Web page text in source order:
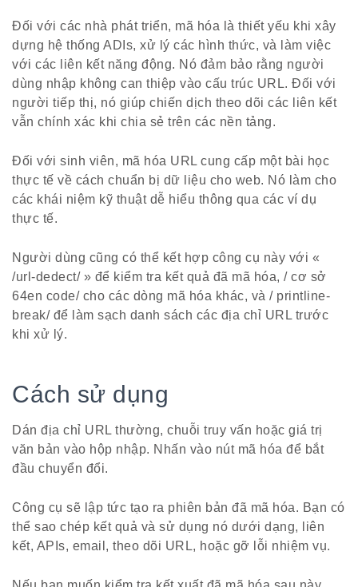
Đối với các nhà phát triển, mã hóa là thiết yếu khi xây
dựng hệ thống ADIs, xử lý các hình thức, và làm việc
với các liên kết năng động. Nó đảm bảo rằng người
dùng nhập không can thiệp vào cấu trúc URL. Đối với
người tiếp thị, nó giúp chiến dịch theo dõi các liên kết
vẫn chính xác khi chia sẻ trên các nền tảng.
Đối với sinh viên, mã hóa URL cung cấp một bài học
thực tế về cách chuẩn bị dữ liệu cho web. Nó làm cho
các khái niệm kỹ thuật dễ hiểu thông qua các ví dụ
thực tế.
Người dùng cũng có thể kết hợp công cụ này với «
/url-dedect/ » để kiểm tra kết quả đã mã hóa, / cơ sở
64en code/ cho các dòng mã hóa khác, và / printline-
break/ để làm sạch danh sách các địa chỉ URL trước
khi xử lý.
Cách sử dụng
Dán địa chỉ URL thường, chuỗi truy vấn hoặc giá trị
văn bản vào hộp nhập. Nhấn vào nút mã hóa để bắt
đầu chuyển đổi.
Công cụ sẽ lập tức tạo ra phiên bản đã mã hóa. Bạn có
thể sao chép kết quả và sử dụng nó dưới dạng, liên
kết, APIs, email, theo dõi URL, hoặc gỡ lỗi nhiệm vụ.